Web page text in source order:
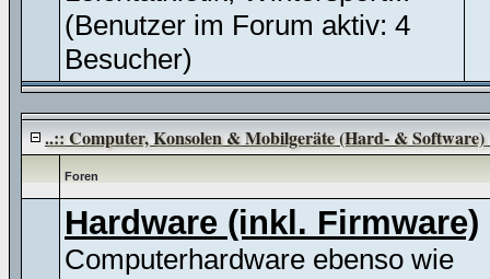
(Benutzer im Forum aktiv: 4
Besucher)
..:: Computer, Konsolen & Mobilgeräte (Hard- & Software)
Foren
Hardware (inkl. Firmware)
Computerhardware ebenso wie